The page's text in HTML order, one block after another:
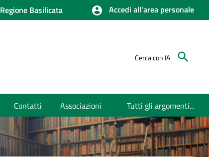
Regione Basilicata Accedi all'area personale
Cerca con IA
Contatti Associazioni Tutti gli argomenti...